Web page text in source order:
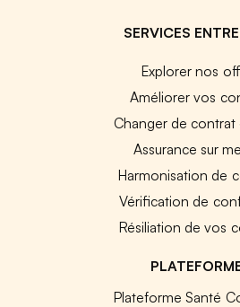
SERVICES
Explorer nos
Améliorer vos
Changer de contrat
Assurance sur
Harmonisation de
Vérification de
Résiliation de vos
Plateforme Santé